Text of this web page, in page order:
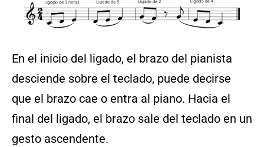
En el inicio del ligado, el brazo del pianista
desciende sobre el teclado, puede decirse
que el brazo cae o entra al piano. Hacia el
final del ligado, el brazo sale del teclado en un
gesto ascendente.